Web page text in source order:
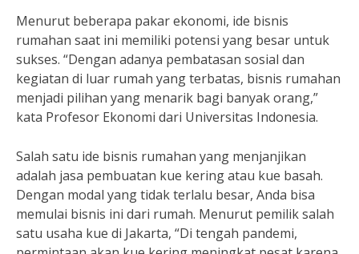
Menurut beberapa pakar ekonomi, ide bisnis
rumahan saat ini memiliki potensi yang besar untuk
sukses. “Dengan adanya pembatasan sosial dan
kegiatan di luar rumah yang terbatas, bisnis rumahan
menjadi pilihan yang menarik bagi banyak orang,”
kata Profesor Ekonomi dari Universitas Indonesia.
Salah satu ide bisnis rumahan yang menjanjikan
adalah jasa pembuatan kue kering atau kue basah.
Dengan modal yang tidak terlalu besar, Anda bisa
memulai bisnis ini dari rumah. Menurut pemilik salah
satu usaha kue di Jakarta, “Di tengah pandemi,